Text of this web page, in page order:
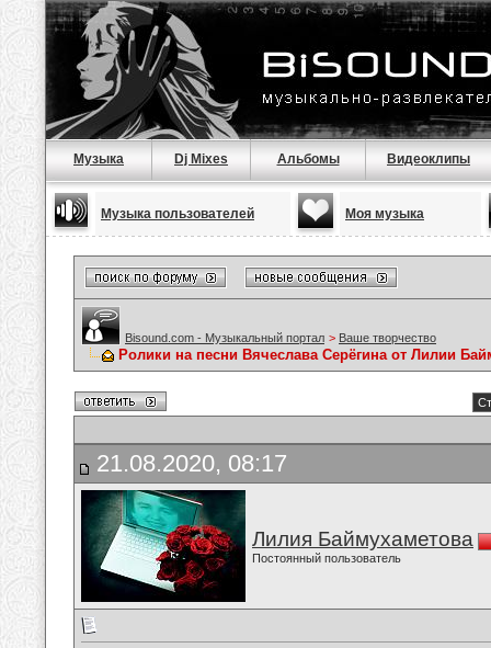
Музыка Dj Mixes Альбомы Видеоклипы
Музыка пользователей Моя музыка
Bisound.com - Музыкальный портал > Ваше творчество
Ролики на песни Вячеслава Серёгина от Лилии
21.08.2020, 08:17
Лилия Баймухаметова
Постоянный пользователь